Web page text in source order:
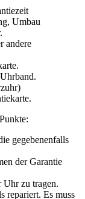
Umbau
andere
gegebenenfalls
der Garantie
Uhr zu tragen.
repariert. Es muss